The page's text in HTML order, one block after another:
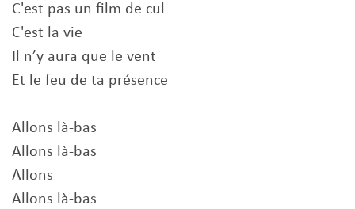
C'est pas un film de cul
C'est la vie
Il n’y aura que le vent
Et le feu de ta présence
Allons là-bas
Allons là-bas
Allons
Allons là-bas